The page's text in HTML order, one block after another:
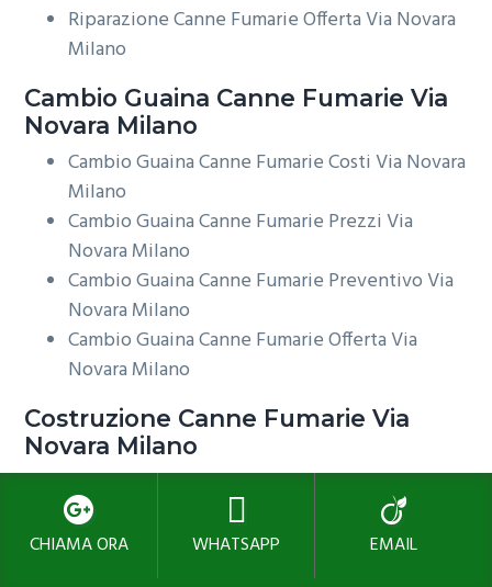
Riparazione Canne Fumarie Offerta Via Novara
Milano
Cambio Guaina Canne Fumarie Via
Novara Milano
Cambio Guaina Canne Fumarie Costi Via Novara
Milano
Cambio Guaina Canne Fumarie Prezzi Via
Novara Milano
Cambio Guaina Canne Fumarie Preventivo Via
Novara Milano
Cambio Guaina Canne Fumarie Offerta Via
Novara Milano
Costruzione Canne Fumarie Via
Novara Milano
Costruzione Canne Fumarie Costi Via Novara
Milano
Costruzione Canne Fumarie Prezzi Via Novara
CHIAMA ORA WHATSAPP EMAIL